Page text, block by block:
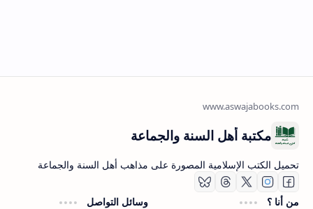
مكتبة أهل السنة والجماعة
تحميل الكتب الإسلامية المصورة على مذاهب أهل السنة والجماعة
من أنا ؟
وسائل التواصل